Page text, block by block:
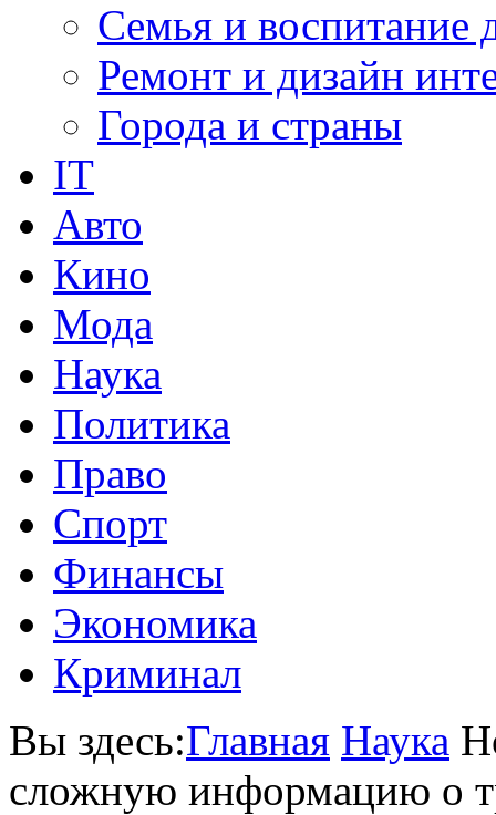
Семья и воспитание
Ремонт и дизайн
Города и страны
IT
Авто
Кино
Мода
Наука
Политика
Право
Спорт
Финансы
Экономика
Криминал
Вы здесь:Главная Наука
сложную информацию о